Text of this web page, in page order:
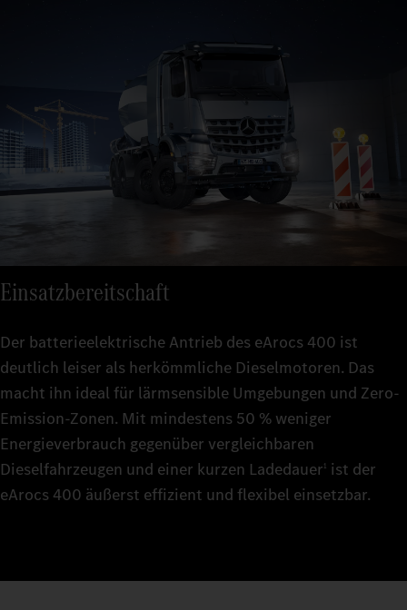
Einsatzbereitschaft
Der batterieelektrische Antrieb des eArocs 400 ist
deutlich leiser als herkömmliche Dieselmotoren. Das
macht ihn ideal für lärmsensible Umgebungen und Zero-
Emission-Zonen. Mit mindestens 50 % weniger
Energieverbrauch gegenüber vergleichbaren
Dieselfahrzeugen und einer kurzen Ladedauer1 ist der
eArocs 400 äußerst effizient und flexibel einsetzbar.